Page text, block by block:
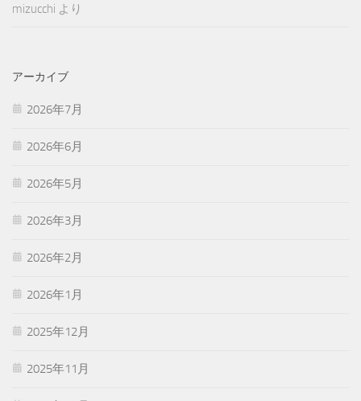
mizucchi より
アーカイブ
2026年7月
2026年6月
2026年5月
2026年3月
2026年2月
2026年1月
2025年12月
2025年11月